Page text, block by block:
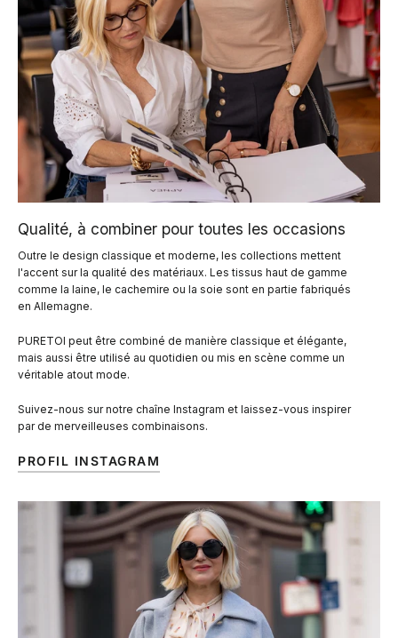
Qualité, à combiner pour toutes les occasions
Outre le design classique et moderne, les collections mettent
l'accent sur la qualité des matériaux. Les tissus haut de gamme
comme la laine, le cachemire ou la soie sont en partie fabriqués
en Allemagne.
PURETOI peut être combiné de manière classique et élégante,
mais aussi être utilisé au quotidien ou mis en scène comme un
véritable atout mode.
Suivez-nous sur notre chaîne Instagram et laissez-vous inspirer
par de merveilleuses combinaisons.
PROFIL INSTAGRAM